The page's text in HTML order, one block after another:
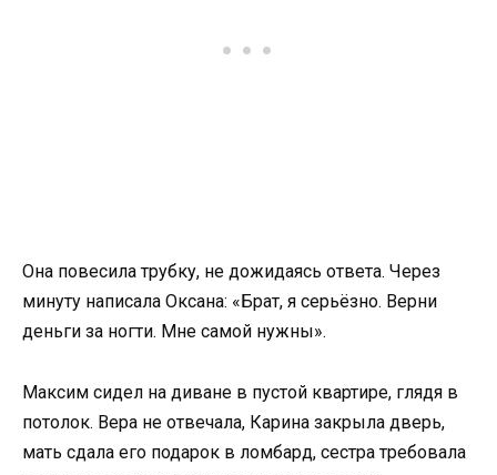
Она повесила трубку, не дожидаясь ответа. Через
минуту написала Оксана: «Брат, я серьёзно. Верни
деньги за ногти. Мне самой нужны».
Максим сидел на диване в пустой квартире, глядя в
потолок. Вера не отвечала, Карина закрыла дверь,
мать сдала его подарок в ломбард, сестра требовала